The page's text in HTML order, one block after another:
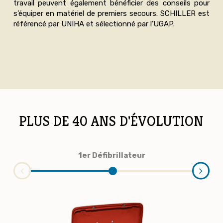
travail peuvent également bénéficier des conseils pour
s’équiper en matériel de premiers secours. SCHILLER est
référencé par UNIHA et sélectionné par l’UGAP.
PLUS DE 40 ANS D'ÉVOLUTION
1er Défibrillateur